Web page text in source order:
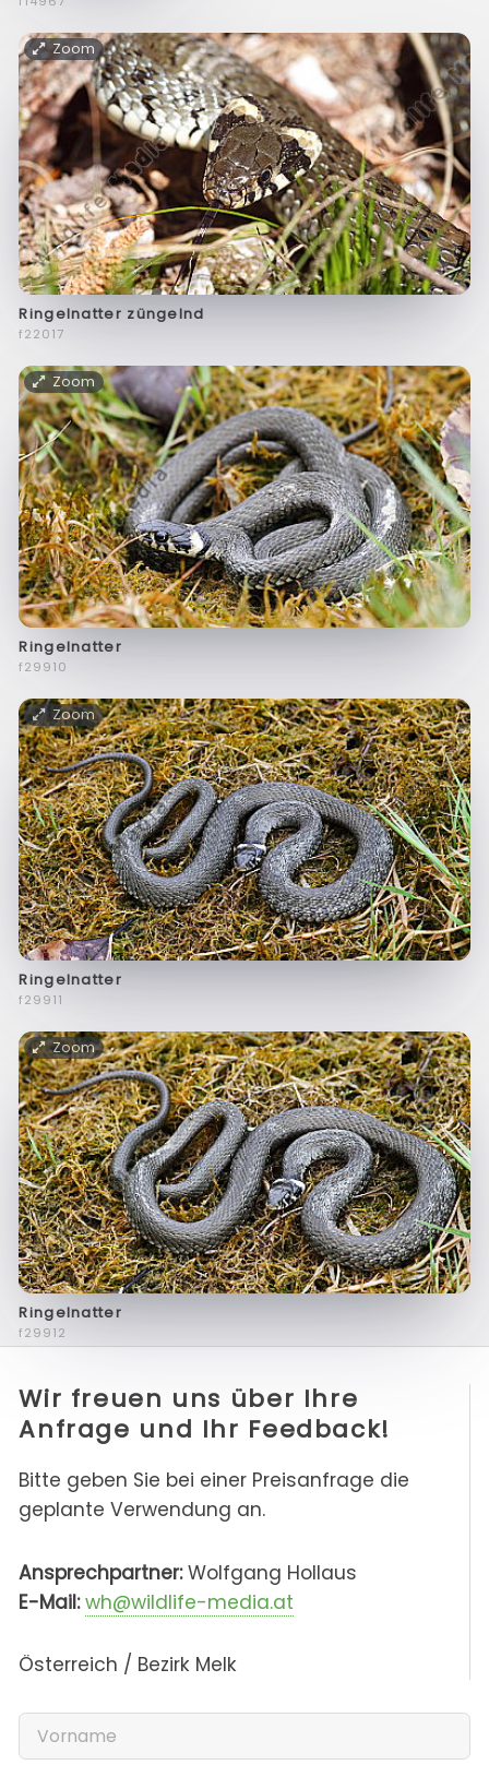
Zoom
Ringelnatter züngelnd
f22017
Zoom
Ringelnatter
f29910
Zoom
Ringelnatter
f29911
Zoom
Ringelnatter
f29912
Wir freuen uns über Ihre
Anfrage und Ihr Feedback!
Bitte geben Sie bei einer Preisanfrage die
geplante Verwendung an.
Ansprechpartner:Wolfgang Hollaus
E-Mail: wh@wildlife-media.at
Österreich / Bezirk Melk